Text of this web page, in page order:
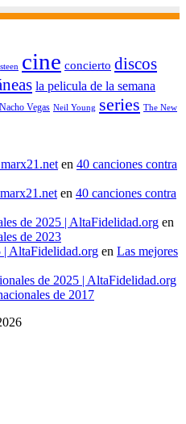
cine concierto discos
la pelicula de la semana
Nacho Vegas Neil Young series The New
en 40 canciones contra
en 40 canciones contra
de 2025 | AltaFidelidad.org en
de 2023
| AltaFidelidad.org en Las mejores
de 2025 | AltaFidelidad.org
de 2017